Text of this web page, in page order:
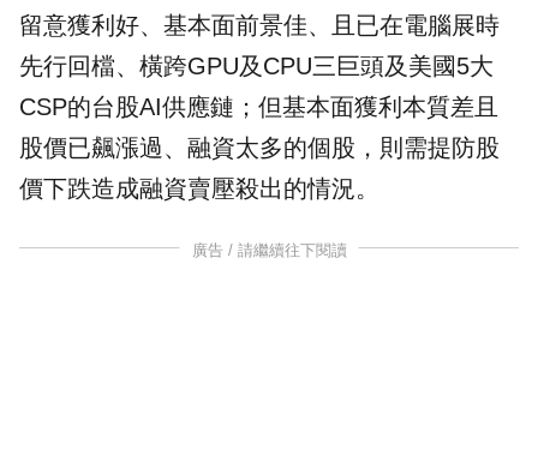
留意獲利好、基本面前景佳、且已在電腦展時
先行回檔、橫跨GPU及CPU三巨頭及美國5大
CSP的台股AI供應鏈；但基本面獲利本質差且
股價已飆漲過、融資太多的個股，則需提防股
價下跌造成融資賣壓殺出的情況。
廣告 / 請繼續往下閱讀